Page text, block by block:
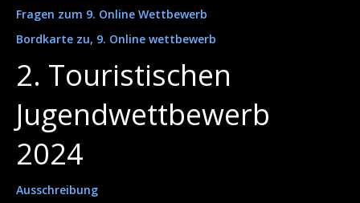
Fragen zum 9. Online Wettbewerb
Bordkarte zu, 9. Online wettbewerb
2. Touristischen
Jugendwettbewerb
2024
Ausschreibung